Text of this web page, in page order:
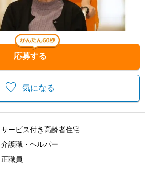
気になる
応募する
サービス付き高齢者住宅
介護職・ヘルパー
正職員